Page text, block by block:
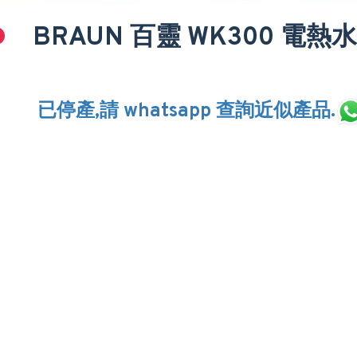
BRAUN 百靈 WK300 電熱
已停產,請 whatsapp 查詢近似產品.